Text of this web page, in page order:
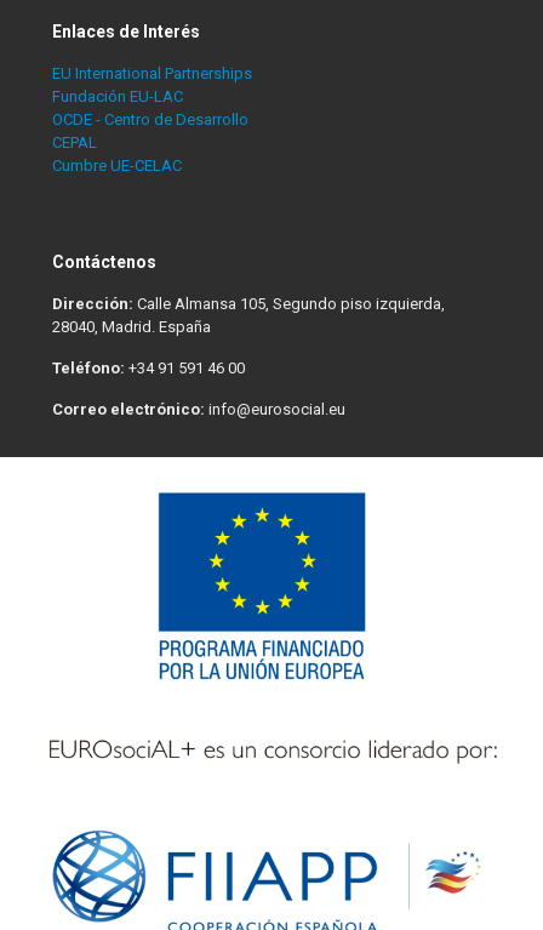
Enlaces de Interés
EU International Partnerships
Fundación EU-LAC
OCDE - Centro de Desarrollo
CEPAL
Cumbre UE-CELAC
Contáctenos
Dirección: Calle Almansa 105, Segundo piso izquierda,
28040, Madrid. España
Teléfono: +34 91 591 46 00
Correo electrónico: info@eurosocial.eu